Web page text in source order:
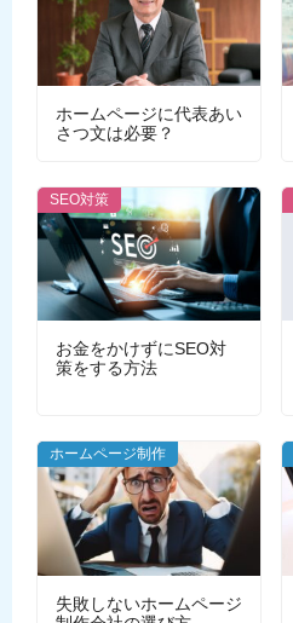
ホームページに代表あい
さつ文は必要？
SEO対策
お金をかけずにSEO対
策をする方法
ホームページ制作
失敗しないホームページ